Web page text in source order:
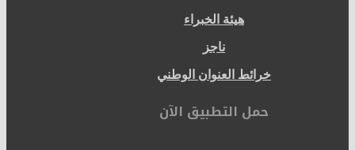
هيئة الخبراء
ناجز
خرائط العنوان الوطني
حمل التطبيق الآن